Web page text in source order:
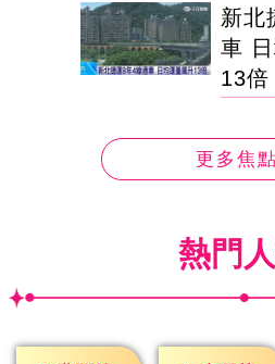
新北
車
13倍
更多焦
熱門